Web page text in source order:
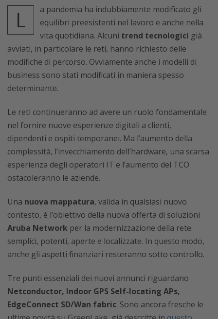
L
a pandemia ha indubbiamente modificato gli
equilibri preesistenti nel lavoro e anche nella
vita quotidiana. Alcuni trend tecnologici già
avviati, in particolare le reti, hanno richiesto delle
modifiche di percorso. Ovviamente anche i modelli di
business sono stati modificati in maniera spesso
determinante.
Le reti continueranno ad avere un ruolo fondamentale
nel fornire nuove esperienze digitali a clienti,
dipendenti e ospiti temporanei. Ma l’aumento della
complessità, l’invecchiamento dell’hardware, una scarsa
esperienza degli operatori IT e l’aumento del TCO
ostacoleranno le aziende.
Una nuova mappatura, valida in qualsiasi nuovo
contesto, è l’obiettivo della nuova offerta di soluzioni
Aruba Network per la modernizzazione della rete:
semplici, potenti, aperte e localizzate. In questo modo,
anche gli aspetti finanziari resteranno sotto controllo.
Tre punti essenziali dei nuovi annunci riguardano
Netconductor, Indoor GPS Self-locating APs,
EdgeConnect SD/Wan fabric. Sono ancora fresche le